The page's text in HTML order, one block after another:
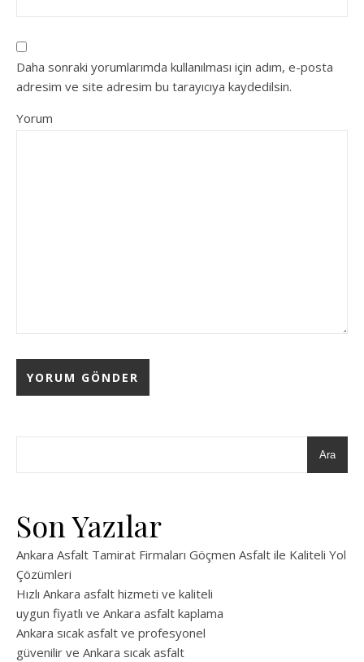
Daha sonraki yorumlarımda kullanılması için adım, e-posta
adresim ve site adresim bu tarayıcıya kaydedilsin.
Yorum
Ara
Son Yazılar
Ankara Asfalt Tamirat Firmaları Göçmen Asfalt ile Kaliteli Yol
Çözümleri
Hızlı Ankara asfalt hizmeti ve kaliteli
uygun fiyatlı ve Ankara asfalt kaplama
Ankara sıcak asfalt ve profesyonel
güvenilir ve Ankara sıcak asfalt